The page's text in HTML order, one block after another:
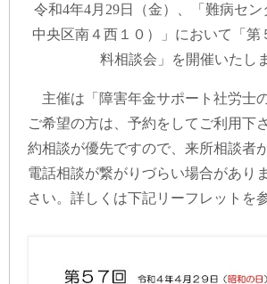
令和4年4月29日（金）、「難病セ
中央区南４西１０）」において「第
料相談会」を開催いたし
主催は「障害年金サポート社労士
ご希望の方は、予約をしてご利用下
約相談が優先ですので、来所相談者
電話相談が繋がりづらい場合があり
さい。詳しくは下記リーフレットを